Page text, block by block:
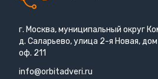
г. Москва, муниципальный округ
д. Саларьево, улица 2-я Новая,
оф. 211
info@orbitadveri.ru